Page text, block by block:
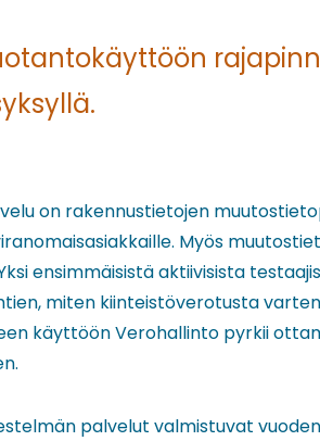
on rakennustietojen
Myös
ensimmäisistä aktiivisista
miten kiinteistöverotusta
käyttöön Verohallinto pyrkii
palvelut valmistuvat